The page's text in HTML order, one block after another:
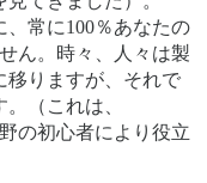
、常に100％あなたの
ん。時々、人々は製
移りますが、それで
（これは、
の初心者により役立